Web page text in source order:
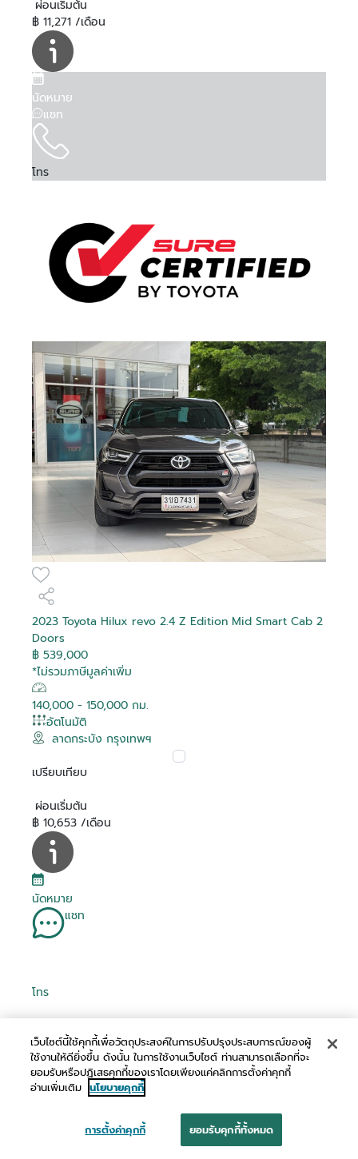
ผ่อนเริ่มต้น
฿ 11,271 /เดือน
นัดหมาย
แชท
โทร
2023 Toyota Hilux revo 2.4 Z Edition Mid Smart Cab 2
Doors
฿ 539,000
*ไม่รวมภาษีมูลค่าเพิ่ม
140,000 - 150,000 กม.
อัตโนมัติ
ลาดกระบัง กรุงเทพฯ
เปรียบเทียบ
ผ่อนเริ่มต้น
฿ 10,653 /เดือน
นัดหมาย
แชท
โทร
เว็บไซต์นี้ใช้คุกกี้เพื่อวัตถุประสงค์ในการปรับปรุงประสบการณ์ของผู้
ใช้งานให้ดียิ่งขึ้น ดังนั้น ในการใช้งานเว็บไซต์ ท่านสามารถเลือกที่จะ
ยอมรับหรือปฏิเสธคุกกี้ของเราโดยเพียงแค่คลิกการตั้งค่าคุกกี้
อ่านเพิ่มเติม นโยบายคุกกี้
การตั้งค่าคุกกี้ ยอมรับคุกกี้ทั้งหมด